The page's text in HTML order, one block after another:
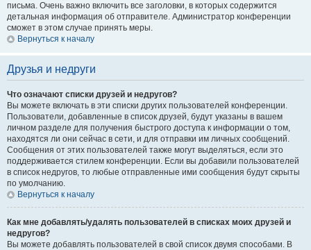
письма. Очень важно включить все заголовки, в которых содержится
детальная информация об отправителе. Администратор конференции
сможет в этом случае принять меры.
Вернуться к началу
Друзья и недруги
Что означают списки друзей и недругов?
Вы можете включать в эти списки других пользователей конференции.
Пользователи, добавленные в список друзей, будут указаны в вашем
личном разделе для получения быстрого доступа к информации о том,
находятся ли они сейчас в сети, и для отправки им личных сообщений.
Сообщения от этих пользователей также могут выделяться, если это
поддерживается стилем конференции. Если вы добавили пользователей
в список недругов, то любые отправленные ими сообщения будут скрыты
по умолчанию.
Вернуться к началу
Как мне добавлять/удалять пользователей в списках моих друзей и
недругов?
Вы можете добавлять пользователей в свой список двумя способами. В